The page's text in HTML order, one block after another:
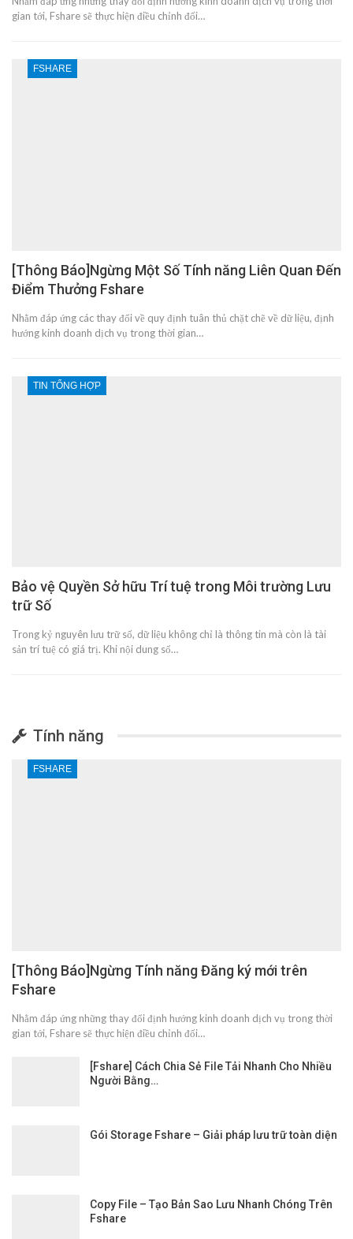
gian tới, Fshare sẽ thực hiện điều chỉnh đối…
FSHARE
[Thông Báo]Ngừng Một Số Tính năng Liên Quan Đến
Điểm Thưởng Fshare
Nhằm đáp ứng các thay đổi về quy định tuân thủ chặt chẽ về dữ liệu, định
hướng kinh doanh dịch vụ trong thời gian…
TIN TỔNG HỢP
Bảo vệ Quyền Sở hữu Trí tuệ trong Môi trường Lưu
trữ Số
Trong kỷ nguyên lưu trữ số, dữ liệu không chỉ là thông tin mà còn là tài
sản trí tuệ có giá trị. Khi nội dung số…
Tính năng
FSHARE
[Thông Báo]Ngừng Tính năng Đăng ký mới trên
Fshare
Nhằm đáp ứng những thay đổi định hướng kinh doanh dịch vụ trong thời
gian tới, Fshare sẽ thực hiện điều chỉnh đối…
[Fshare] Cách Chia Sẻ File Tải Nhanh Cho Nhiều
Người Bằng…
Gói Storage Fshare – Giải pháp lưu trữ toàn diện
Copy File – Tạo Bản Sao Lưu Nhanh Chóng Trên
Fshare